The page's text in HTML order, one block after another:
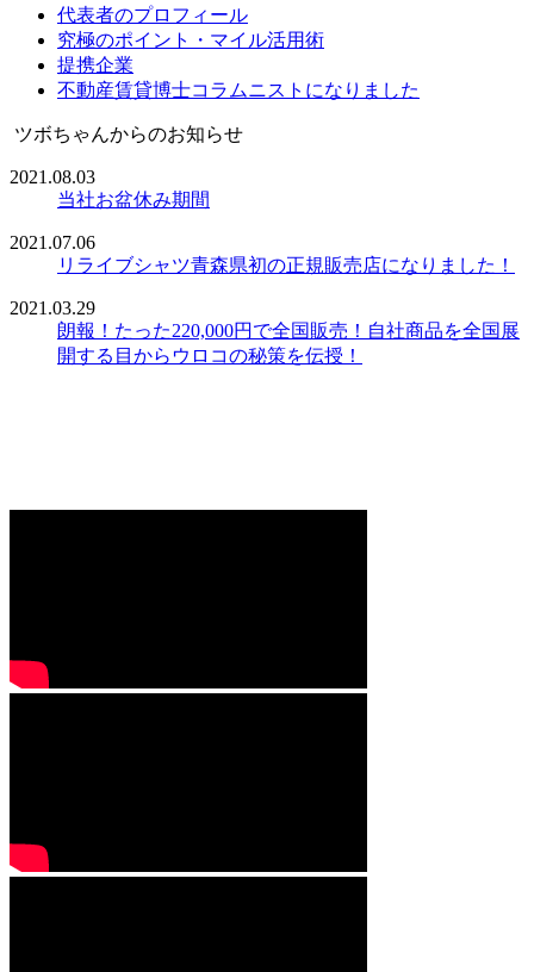
代表者のプロフィール
究極のポイント・マイル活用術
提携企業
不動産賃貸博士コラムニストになりました
ツボちゃんからのお知らせ
2021.08.03
当社お盆休み期間
2021.07.06
リライブシャツ青森県初の正規販売店になりました！
2021.03.29
朗報！たった220,000円で全国販売！自社商品を全国展
開する目からウロコの秘策を伝授！